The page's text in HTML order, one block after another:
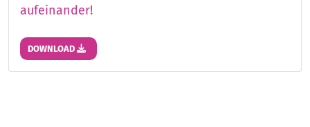
aufeinander!
DOWNLOAD